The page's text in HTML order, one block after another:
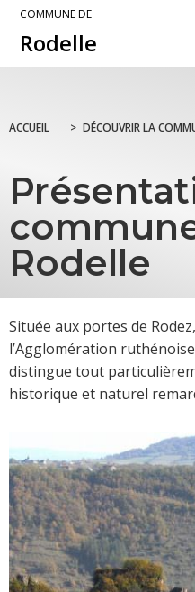
COMMUNE DE
Rodelle
ACCUEIL > DÉCOUVRIR LA
Rodelle
Située aux portes de
l’Agglomération
distingue tout
historique et naturel